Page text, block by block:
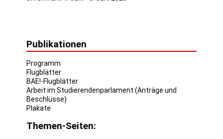
Publikationen
Programm
Flugblätter
BAE!-Flugblätter
Arbeit im Studierendenparlament (Anträge und
Beschlüsse)
Plakate
Themen-Seiten: